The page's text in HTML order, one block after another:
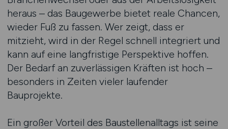
heraus – das Baugewerbe bietet reale Chancen,
wieder Fuß zu fassen. Wer zeigt, dass er
mitzieht, wird in der Regel schnell integriert und
kann auf eine langfristige Perspektive hoffen.
Der Bedarf an zuverlässigen Kräften ist hoch –
besonders in Zeiten vieler laufender
Bauprojekte.
Ein großer Vorteil des Baustellenalltags ist seine